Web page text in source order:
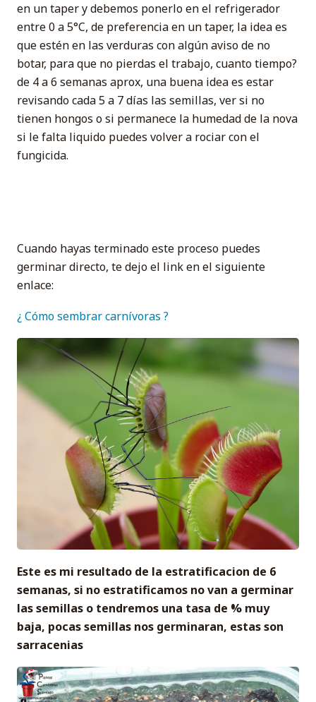
en un taper y debemos ponerlo en el refrigerador
entre 0 a 5°C, de preferencia en un taper, la idea es
que estén en las verduras con algún aviso de no
botar, para que no pierdas el trabajo, cuanto tiempo?
de 4 a 6 semanas aprox, una buena idea es estar
revisando cada 5 a 7 días las semillas, ver si no
tienen hongos o si permanece la humedad de la nova
si le falta liquido puedes volver a rociar con el
fungicida.
Cuando hayas terminado este proceso puedes
germinar directo, te dejo el link en el siguiente
enlace:
¿ Cómo sembrar carnívoras ?
Este es mi resultado de la estratificacion de 6
semanas, si no estratificamos no van a germinar
las semillas o tendremos una tasa de % muy
baja, pocas semillas nos germinaran, estas son
sarracenias